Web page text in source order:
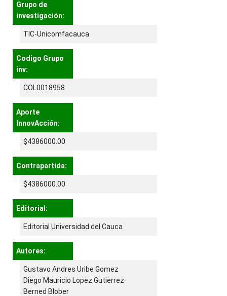
Grupo de
investigación:
TIC-Unicomfacauca
Codigo Grupo
inv:
COL0018958
Aporte
InnovAcción:
$4386000.00
Contrapartida:
$4386000.00
Editorial:
Editorial Universidad del Cauca
Autores:
Gustavo Andres Uribe Gomez
Diego Mauricio Lopez Gutierrez
Berned Blober